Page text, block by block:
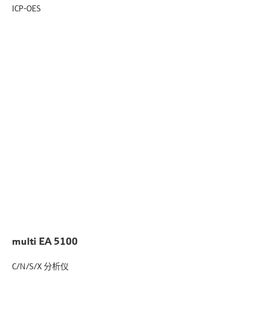
ICP-OES
multi EA 5100
C/N/S/X 分析仪